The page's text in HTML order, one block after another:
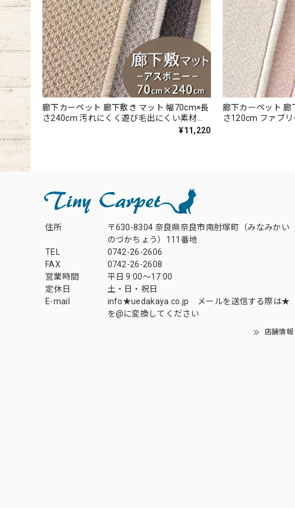
廊下カーペット 廊下敷き マット 幅70cm×長
さ240cm 汚れにくく遊び毛出にくい素材で
お手入れしやすい♪ 波紋のような上質感の
¥11,220
廊下カーペット 廊
さ120cm ファブリ
抗菌」のダブル
住所
〒630-8304 奈良県奈良市南肘塚町（みなみかい
のづかちょう）111番地
TEL
0742-26-2606
FAX
0742-26-2608
営業時間
平日 9:00～17:00
定休日
土・日・祝日
E-mail
info★uedakaya.co.jp メールを送信する際は★
を@に変換してください
店舗情報